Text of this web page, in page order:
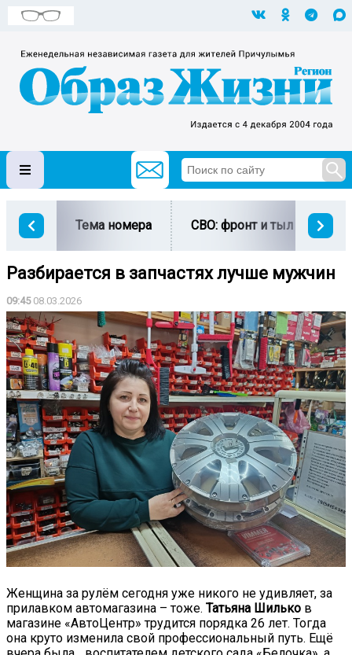
Тема номера СВО: фронт и тыл
Разбирается в запчастях лучше мужчин
09:4508.03.2026
Женщина за рулём сегодня уже никого не удивляет, за
прилавком автомагазина – тоже. Татьяна Шилько в
магазине «АвтоЦентр» трудится порядка 26 лет. Тогда
она круто изменила свой профессиональный путь. Ещё